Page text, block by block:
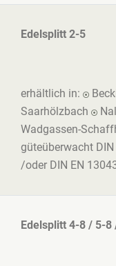
Edelsplitt 2-5
erhältlich in:
Saarhölzbach
Wadgassen-
güteüberwacht
/oder DIN EN
Edelsplitt 4-8 / 5-8